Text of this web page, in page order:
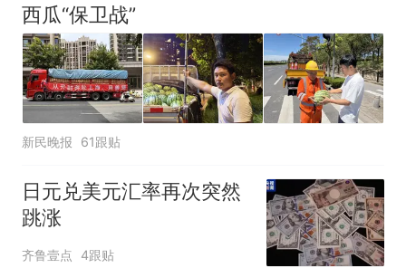
西瓜“保卫战”
新民晚报 61跟贴
日元兑美元汇率再次突然
跳涨
齐鲁壹点 4跟贴